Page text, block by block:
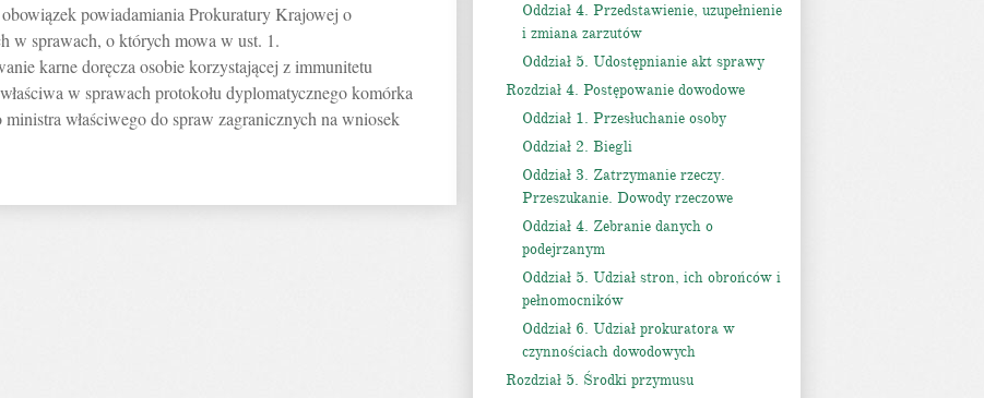
powiadamiania Prokuratury Krajowej o
w sprawach, o których mowa w ust. 1.
karne doręcza osobie korzystającej z immunitetu
w sprawach protokołu dyplomatycznego komórka
właściwego do spraw zagranicznych na wniosek
Oddział 4. Przedstawienie, uzupełnienie
i zmiana zarzutów
Oddział 5. Udostępnianie akt sprawy
Rozdział 4. Postępowanie dowodowe
Oddział 1. Przesłuchanie osoby
Oddział 2. Biegli
Oddział 3. Zatrzymanie rzeczy.
Przeszukanie. Dowody rzeczowe
Oddział 4. Zebranie danych o
podejrzanym
Oddział 5. Udział stron, ich obrońców i
pełnomocników
Oddział 6. Udział prokuratora w
czynnościach dowodowych
Rozdział 5. Środki przymusu